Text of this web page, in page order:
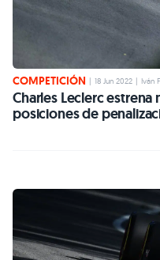
COMPETICIÓN | 18 Jun 2022 | Iván
Charles Leclerc estrena
posiciones de